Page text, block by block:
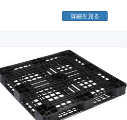
詳細を見る